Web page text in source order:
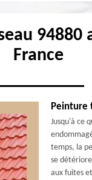
94880
France
Peinture
Jusqu'à ce
temps, la
se
aux fuites